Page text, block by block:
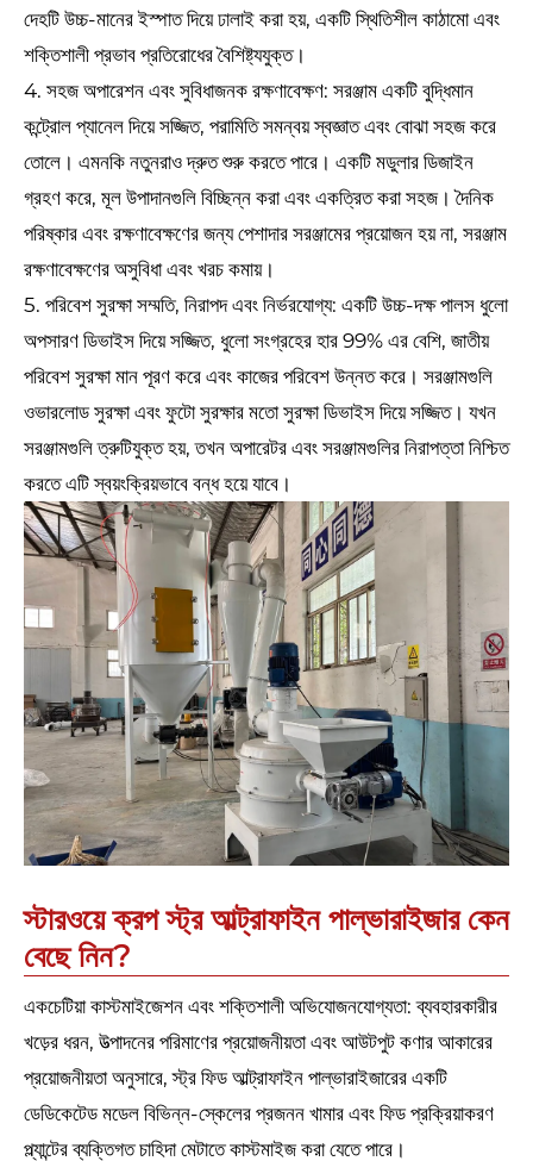
দেহটি উচ্চ-মানের ইস্পাত দিয়ে ঢালাই করা হয়, একটি স্থিতিশীল কাঠামো এবং
শক্তিশালী প্রভাব প্রতিরোধের বৈশিষ্ট্যযুক্ত।
4. সহজ অপারেশন এবং সুবিধাজনক রক্ষণাবেক্ষণ: সরঞ্জাম একটি বুদ্ধিমান
কন্ট্রোল প্যানেল দিয়ে সজ্জিত, পরামিতি সমন্বয় স্বজ্ঞাত এবং বোঝা সহজ করে
তোলে। এমনকি নতুনরাও দ্রুত শুরু করতে পারে। একটি মডুলার ডিজাইন
গ্রহণ করে, মূল উপাদানগুলি বিচ্ছিন্ন করা এবং একত্রিত করা সহজ। দৈনিক
পরিষ্কার এবং রক্ষণাবেক্ষণের জন্য পেশাদার সরঞ্জামের প্রয়োজন হয় না, সরঞ্জাম
রক্ষণাবেক্ষণের অসুবিধা এবং খরচ কমায়।
5. পরিবেশ সুরক্ষা সম্মতি, নিরাপদ এবং নির্ভরযোগ্য: একটি উচ্চ-দক্ষ পালস ধুলো
অপসারণ ডিভাইস দিয়ে সজ্জিত, ধুলো সংগ্রহের হার 99% এর বেশি, জাতীয়
পরিবেশ সুরক্ষা মান পূরণ করে এবং কাজের পরিবেশ উন্নত করে। সরঞ্জামগুলি
ওভারলোড সুরক্ষা এবং ফুটো সুরক্ষার মতো সুরক্ষা ডিভাইস দিয়ে সজ্জিত। যখন
সরঞ্জামগুলি ত্রুটিযুক্ত হয়, তখন অপারেটর এবং সরঞ্জামগুলির নিরাপত্তা নিশ্চিত
করতে এটি স্বয়ংক্রিয়ভাবে বন্ধ হয়ে যাবে।
স্টারওয়ে ক্রপ স্ট্র আল্ট্রাফাইন পাল্ভারাইজার কেন
বেছে নিন?
একচেটিয়া কাস্টমাইজেশন এবং শক্তিশালী অভিযোজনযোগ্যতা: ব্যবহারকারীর
খড়ের ধরন, উত্পাদনের পরিমাণের প্রয়োজনীয়তা এবং আউটপুট কণার আকারের
প্রয়োজনীয়তা অনুসারে, স্ট্র ফিড আল্ট্রাফাইন পাল্ভারাইজারের একটি
ডেডিকেটেড মডেল বিভিন্ন-স্কেলের প্রজনন খামার এবং ফিড প্রক্রিয়াকরণ
প্ল্যান্টের ব্যক্তিগত চাহিদা মেটাতে কাস্টমাইজ করা যেতে পারে।